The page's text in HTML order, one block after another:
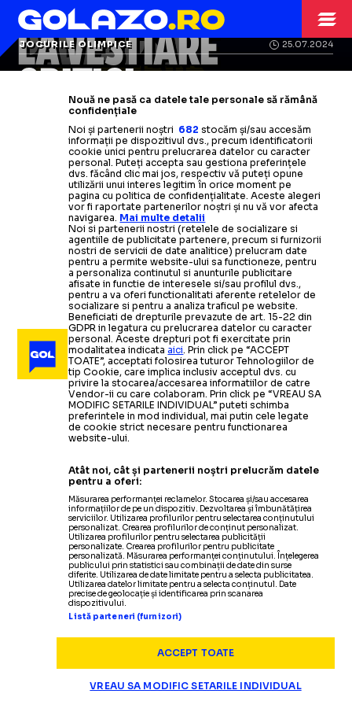
JOEL EMBIID
PEDEAPSA
Cât a fost suspendat starul din
NBA după ce a agresat un
jurnalist: „Nu îmi pasă”
Citește mai mult
LA VESTIARE
Campionul olimpic a bruscat și
amenințat un jurnalist:
„Data
viitoare ais-opățești!”
Citește mai mult
JOCURILE OLIMPICE 25.07.2024
CRITICI
Joel Embiid, ironizat la sosirea în
Franța: „Dăpașaportul înapoi!
Trebuia să joci pentru noi!”
Citește mai mult
Termeni și condiții
Politica de confidențialitate
Modifică Setările
Contact
Nouă ne pasă ca datele tale personale să rămână
confidențiale
Noi și partenerii noștri 682 stocăm și/sau accesăm
informații pe dispozitivul dvs., precum identificatorii
cookie unici pentru prelucrarea datelor cu caracter
personal. Puteți accepta sau gestiona preferințele
dvs. făcând clic mai jos, respectiv vă puteți opune
utilizării unui interes legitim în orice moment pe
pagina cu politica de confidențialitate. Aceste alegeri
vor fi raportate partenerilor noștri și nu vă vor afecta
navigarea. Mai multe detalii
Noi si partenerii nostri (retelele de socializare si
agentiile de publicitate partenere, precum si furnizorii
nostri de servicii de date analitice) prelucram date
pentru a permite website-ului sa functioneze, pentru
a personaliza continutul si anunturile publicitare
afisate in functie de interesele si/sau profilul dvs.,
pentru a va oferi functionalitati aferente retelelor de
socializare si pentru a analiza traficul pe website.
Beneficiati de drepturile prevazute de art. 15-22 din
GDPR in legatura cu prelucrarea datelor cu caracter
personal. Aceste drepturi pot fi exercitate prin
modalitatea indicataaici . Prin click pe “ACCEPT
TOATE”, acceptati folosirea tuturor Tehnologiilor de
tip Cookie, care implica inclusiv acceptul dvs. cu
privire la stocarea/accesarea informatiilor de catre
Vendor-ii cu care colaboram. Prin click pe “VREAU SA
MODIFIC SETARILE INDIVIDUAL” puteti schimba
preferintele in mod individual, mai putin cele legate
de cookie strict necesare pentru functionarea
website-ului.
Atât noi, cât și partenerii noștri prelucrăm datele
pentru a oferi:
Măsurarea performanței reclamelor. Stocarea și/sau accesarea
informațiilor de pe un dispozitiv. Dezvoltarea și îmbunătățirea
serviciilor. Utilizarea profilurilor pentru selectarea conținutului
personalizat. Crearea profilurilor de conținut personalizat.
Utilizarea profilurilor pentru selectarea publicității
personalizate. Crearea profilurilor pentru publicitate
personalizată. Măsurarea performanței conținutului. Înțelegerea
publicului prin statistici sau combinații de date din surse
diferite. Utilizarea de date limitate pentru a selecta publicitatea.
Utilizarea datelor limitate pentru a selecta conținutul. Date
precise de geolocație și identificarea prin scanarea
dispozitivului.
Listă parteneri (furnizori)
ACCEPT TOATE
VREAU SA MODIFIC SETARILE INDIVIDUAL